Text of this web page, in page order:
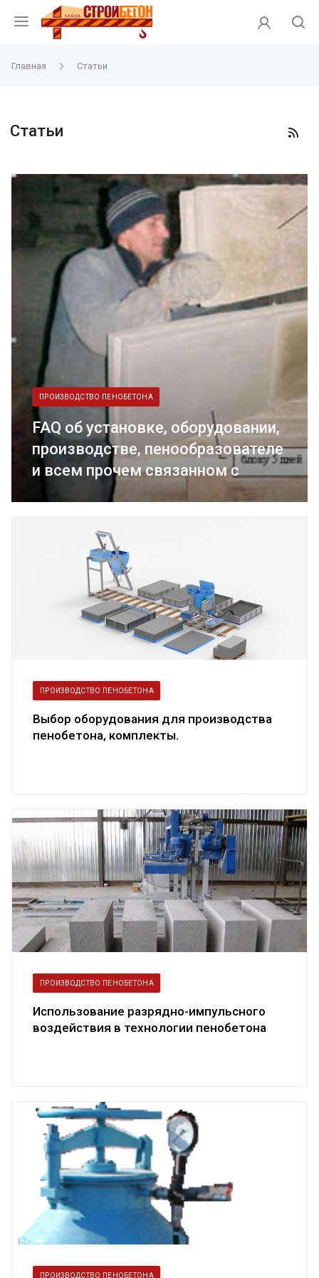
Главная Статьи
Статьи
ПРОИЗВОДСТВО ПЕНОБЕТОНА
FAQ об установке, оборудовании,
производстве, пенообразователе
и всем прочем связанном с
пенобетоном
ПРОИЗВОДСТВО ПЕНОБЕТОНА
Выбор оборудования для производства
пенобетона, комплекты.
ПРОИЗВОДСТВО ПЕНОБЕТОНА
Использование разрядно-импульсного
воздействия в технологии пенобетона
ПРОИЗВОДСТВО ПЕНОБЕТОНА